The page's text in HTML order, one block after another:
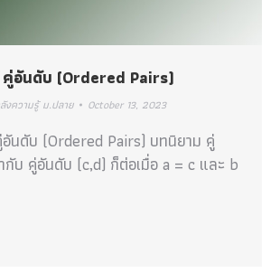
อันดับ (Ordered Pairs)
งความรู้ ม.ปลาย October 13, 2023
นดับ (Ordered Pairs) บทนิยาม คู่
กับ คู่อันดับ (c,d) ก็ต่อเมื่อ a = c และ b